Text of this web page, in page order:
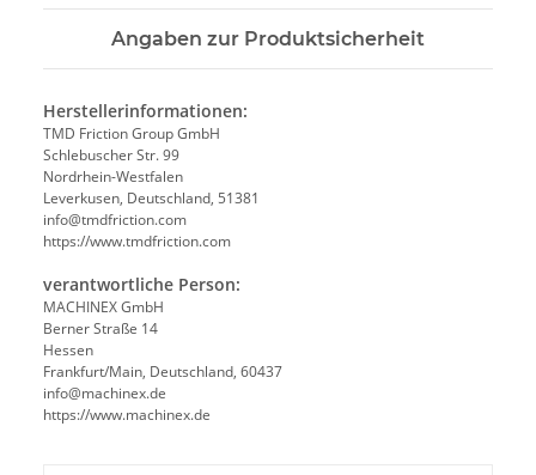
Angaben zur Produktsicherheit
Herstellerinformationen:
TMD Friction Group GmbH
Schlebuscher Str. 99
Nordrhein-Westfalen
Leverkusen, Deutschland, 51381
info@tmdfriction.com
https://www.tmdfriction.com
verantwortliche Person:
MACHINEX GmbH
Berner Straße 14
Hessen
Frankfurt/Main, Deutschland, 60437
info@machinex.de
https://www.machinex.de